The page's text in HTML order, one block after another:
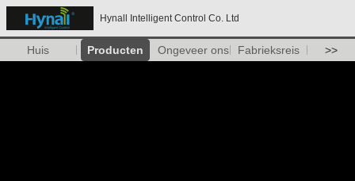
Hynall Intelligent Control Co. Ltd
Huis Producten Ongeveer ons Fabrieksreis >>